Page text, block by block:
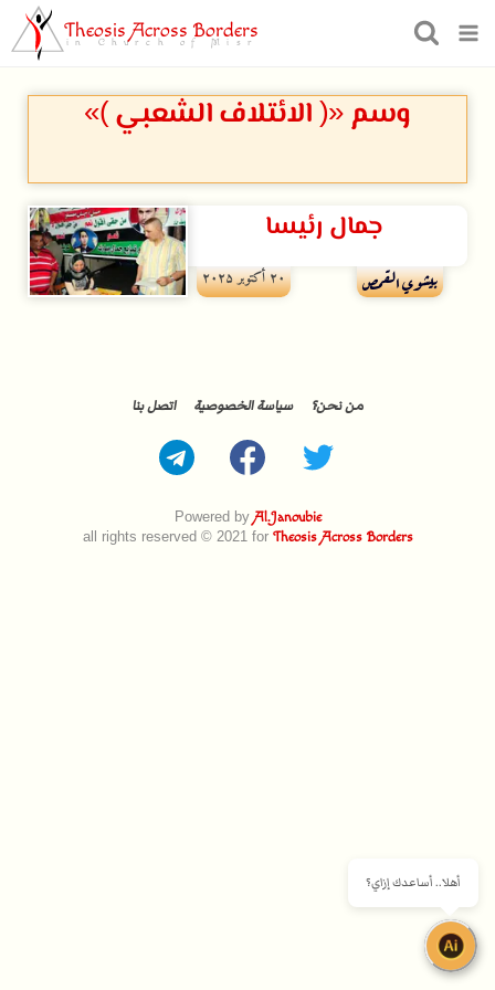
Theosis Across Borders
in Church of Misr
وسم «( الائتلاف الشعبي )»
جمال رئيسا
بيشوي القمص ۲۰ أكتوبر ۲۰۲۵
Powered byAl.Janoubie
all rights reserved © 2021 for Theosis Across Borders
من نحن؟ سياسة الخصوصية اتصل بنا
أهلا.. أساعدك إزاي؟